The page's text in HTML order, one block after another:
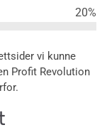
20%
vi kunne
Profit Revolution